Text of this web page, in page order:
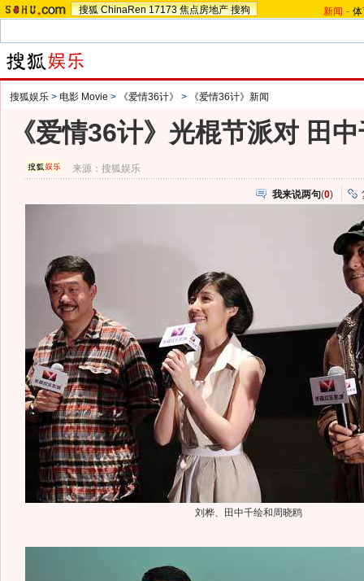
搜狐 ChinaRen 17173 焦点房地产 搜狗 新闻 -
搜狐娱乐 > 电影 Movie > 《爱情36计》 > 《爱情36计》新闻
《爱情36计》光棍节派对 田
来源：搜狐娱乐
我来说两句(0)
刘桦、田中千绘和周晓鸥